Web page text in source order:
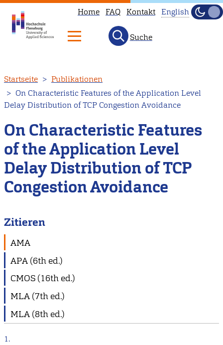
zum
Inhalt
Home FAQ Kontakt
available
in
English.
Head
to
our
English
Hell
Suche
Startseite
Publikationen
On Characteristic Features of the Application Level
Delay Distribution of TCP Congestion Avoidance
On Characteristic Features
of the Application Level
Delay Distribution of TCP
Congestion Avoidance
Zitieren
AMA
APA (6th ed.)
CMOS (16th ed.)
MLA (7th ed.)
MLA (8th ed.)
1.